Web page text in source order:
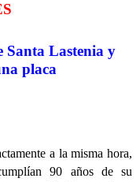
Santa Lastenia y
placa
a la misma hora,
90 años de su